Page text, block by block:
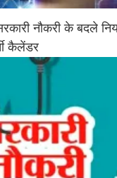
नौकरी के बदले
कैलेंडर